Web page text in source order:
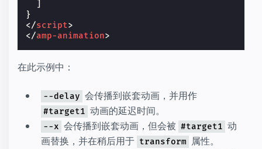
}
</script>
</amp-animation>
在此示例中：
--delay 会传播到嵌套动画，并用作
#target1 动画的延迟时间。
--x 会传播到嵌套动画，但会被 #target1 动
画替换，并在稍后用于 transform 属性。